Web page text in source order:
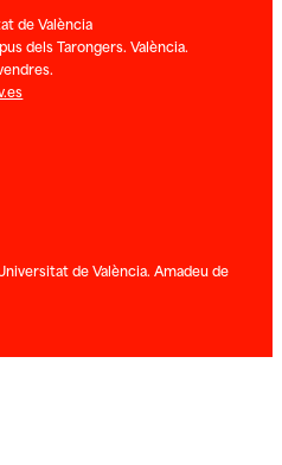
de València
dels Tarongers. València.
de València. Amadeu de